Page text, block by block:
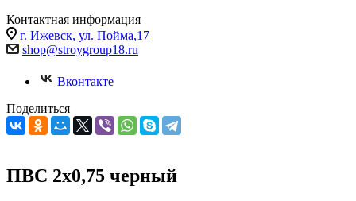
Контактная информация
г. Ижевск, ул. Пойма,17
shop@stroygroup18.ru
Вконтакте
Поделиться
ПВС 2х0,75 черный